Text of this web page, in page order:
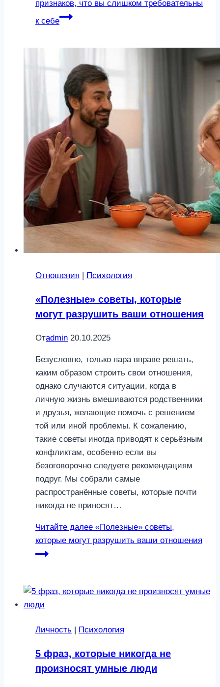
признаков, что вы слишком требовательны
к себе
Отношения Психология
«Полезные» советы, которые
могут разрушить ваши отношения
Отadmin 20.10.2025
Безусловно, только пара вправе решать,
каким образом строить свои отношения,
однако случаются ситуации, когда в
личную жизнь вмешиваются родственники
и друзья, желающие помочь с решением
той или иной проблемы. К сожалению,
такие советы иногда приводят к серьёзным
конфликтам, особенно если вы
безоговорочно следуете рекомендациям
подруг. Мы собрали самые
распространённые советы, которые почти
никогда не приносят…
Читайте далее «Полезные» советы,
которые могут разрушить ваши отношения
Личность Психология
5 фраз, которые никогда не
произносят умные люди